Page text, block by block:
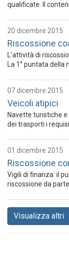
qualificate. Il
20 dicembre 2015
Riscossione
L'attività di
La 1° puntata
07 dicembre 2015
Veicoli atipici
Navette turistiche
dei trasporti i
01 dicembre 2015
Riscossione
Vigili di finanza: il
riscossione da
Visualizza altri